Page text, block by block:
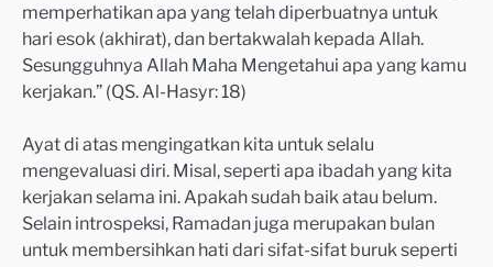
memperhatikan apa yang telah diperbuatnya untuk
hari esok (akhirat), dan bertakwalah kepada Allah.
Sesungguhnya Allah Maha Mengetahui apa yang kamu
kerjakan.” (QS. Al-Hasyr: 18)
Ayat di atas mengingatkan kita untuk selalu
mengevaluasi diri. Misal, seperti apa ibadah yang kita
kerjakan selama ini. Apakah sudah baik atau belum.
Selain introspeksi, Ramadan juga merupakan bulan
untuk membersihkan hati dari sifat-sifat buruk seperti